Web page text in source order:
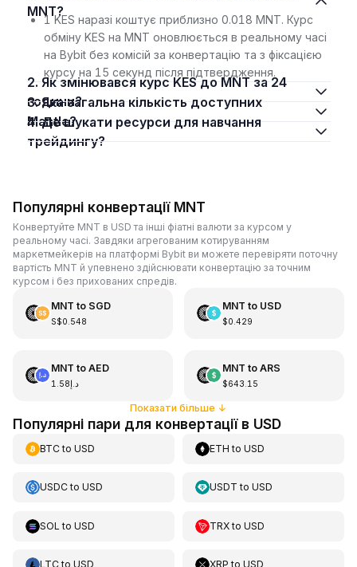
MNT?
1 KES наразі коштує приблизно 0.018 MNT. Курс
обміну KES на MNT оновлюється в реальному часі
на Bybit без комісій за конвертацію та з фіксацією
курсу на 15 секунд після підтвердження.
2. Як змінювався курс KES до MNT за 24
години?
3. Яка загальна кількість доступних
Mantle?
4. Де шукати ресурси для навчання
трейдингу?
Популярні конвертації MNT
Конвертуйте MNT в USD та інші фіатні валюти за курсом у
реальному часі. Завдяки агрегованим котируванням
маркетмейкерів на платформі Bybit ви можете перевіряти поточну
вартість MNT й упевнено здійснювати конвертацію за точним
курсом і без прихованих спредів.
MNT to SGD
S$0.548
MNT to USD
$0.429
MNT to AED
د.إ1.58
MNT to ARS
$643.15
Показати більше ↓
Популярні пари для конвертації в USD
BTCto USD ETH toUSD
USDCto USD USDT toUSD
SOL to USD TRXtoUSD
LTCto USD XRP toUSD